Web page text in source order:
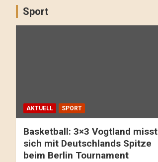
Sport
AKTUELL SPORT
Basketball: 3×3 Vogtland misst
sich mit Deutschlands Spitze
beim Berlin Tournament